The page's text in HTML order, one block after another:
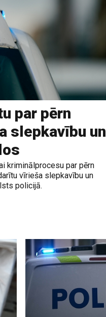
par pērn
slepkavību un
kriminālprocesu par pērn
vīrieša slepkavību un
policijā.